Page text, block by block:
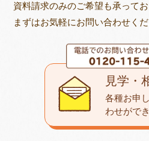
資料請求のみのご希望も承ってお
まずはお気軽にお問い合わせくだ
見学・
各種お申
わせがで